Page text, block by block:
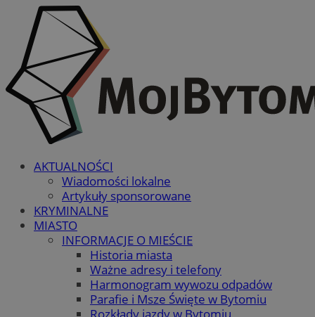
AKTUALNOŚCI
Wiadomości lokalne
Artykuły sponsorowane
KRYMINALNE
MIASTO
INFORMACJE O MIEŚCIE
Historia miasta
Ważne adresy i telefony
Harmonogram wywozu odpadów
Parafie i Msze Święte w Bytomiu